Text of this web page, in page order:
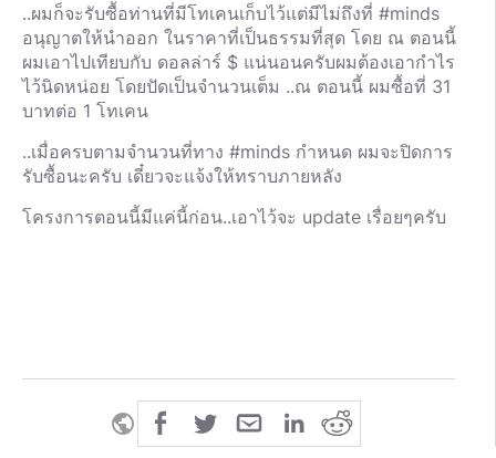
..ผมก็จะรับซื้อท่านที่มีโทเคนเก็บไว้แต่มีไม่ถึงที่ #minds
อนุญาตให้นำออก ในราคาที่เป็นธรรมที่สุด โดย ณ ตอนนี้
ผมเอาไปเทียบกับ ดอลล่าร์ $ แน่นอนครับผมต้องเอากำไร
ไว้นิดหน่อย โดยปัดเป็นจำนวนเต็ม ..ณ ตอนนี้ ผมซื้อที่ 31
บาทต่อ 1 โทเคน
..เมื่อครบตามจำนวนที่ทาง #minds กำหนด ผมจะปิดการ
รับซื้อนะครับ เดี๋ยวจะแจ้งให้ทราบภายหลัง
โครงการตอนนี้มีแค่นี้ก่อน..เอาไว้จะ update เรื่อยๆครับ
public all-rights-reserved share SHARE